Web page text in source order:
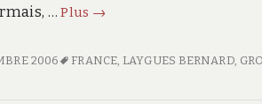
…Plus Évitez
dire…
→
2006 FRANCE, LAYGUES BERNARD,